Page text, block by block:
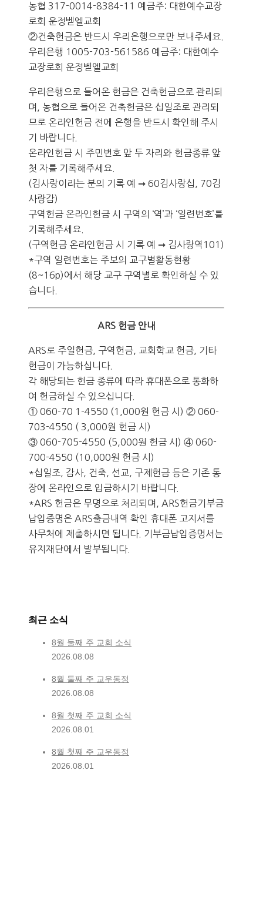
농협 317-0014-8384-11 예금주: 대한예수교장
로회 운정벧엘교회
②건축헌금은 반드시 우리은행으로만 보내주세요.
우리은행 1005-703-561586 예금주: 대한예수
교장로회 운정벧엘교회
우리은행으로 들어온 헌금은 건축헌금으로 관리되
며, 농협으로 들어온 건축헌금은 십일조로 관리되
므로 온라인헌금 전에 은행을 반드시 확인해 주시
기 바랍니다.
온라인헌금 시 주민번호 앞 두 자리와 헌금종류 앞
첫 자를 기록해주세요.
(김사랑이라는 분의 기록 예 ➞ 60김사랑십, 70김
사랑감)
구역헌금 온라인헌금 시 구역의 ‘역’과 ‘일련번호’를
기록해주세요.
(구역헌금 온라인헌금 시 기록 예 ➞ 김사랑역101)
*구역 일련번호는 주보의 교구별활동현황
(8~16p)에서 해당 교구 구역별로 확인하실 수 있
습니다.
ARS 헌금 안내
ARS로 주일헌금, 구역헌금, 교회학교 헌금, 기타
헌금이 가능하십니다.
각 해당되는 헌금 종류에 따라 휴대폰으로 통화하
여 헌금하실 수 있으십니다.
① 060-70 1-4550 (1,000원 헌금 시) ② 060-
703-4550 ( 3,000원 헌금 시)
③ 060-705-4550 (5,000원 헌금 시) ④ 060-
700-4550 (10,000원 헌금 시)
*십일조, 감사, 건축, 선교, 구제헌금 등은 기존 통
장에 온라인으로 입금하시기 바랍니다.
*ARS 헌금은 무명으로 처리되며, ARS헌금기부금
납입증명은 ARS출금내역 확인 휴대폰 고지서를
사무처에 제출하시면 됩니다. 기부금납입증명서는
유지재단에서 발부됩니다.
최근 소식
8월 둘째 주 교회 소식
2026.08.08
8월 둘째 주 교우동정
2026.08.08
8월 첫째 주 교회 소식
2026.08.01
8월 첫째 주 교우동정
2026.08.01